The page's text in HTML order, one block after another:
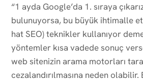
“1 ayda Google’da 1. sıraya
bulunuyorsa, bu büyük ihtimalle
hat SEO) teknikler kullanıyor
yöntemler kısa vadede sonuç
web sitenizin arama motorları
cezalandırılmasına neden olabilir.